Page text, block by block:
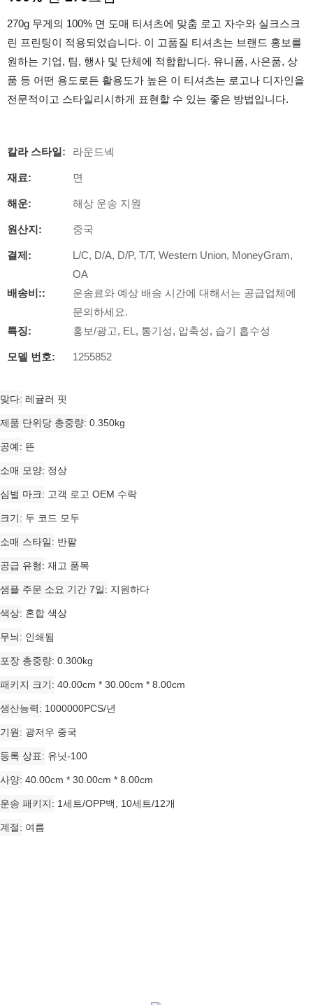
270g 무게의 100% 면 도매 티셔츠에 맞춤 로고 자수와 실크스크
린 프린팅이 적용되었습니다. 이 고품질 티셔츠는 브랜드 홍보를
원하는 기업, 팀, 행사 및 단체에 적합합니다. 유니폼, 사은품, 상
품 등 어떤 용도로든 활용도가 높은 이 티셔츠는 로고나 디자인을
전문적이고 스타일리시하게 표현할 수 있는 좋은 방법입니다.
칼라 스타일: 라운드넥
재료: 면
해운: 해상 운송 지원
원산지: 중국
결제:
L/C, D/A, D/P, T/T, Western Union, MoneyGram,
OA
배송비::
운송료와 예상 배송 시간에 대해서는 공급업체에
문의하세요.
특징:
홍보/광고, EL, 통기성, 압축성, 습기 흡수성
모델 번호: 1255852
맞다 레귤러 핏
제품 단위당 총중량 0.350kg
공예 뜬
소매 모양 정상
심벌 마크 고객 로고 OEM 수락
크기 두 코드 모두
소매 스타일 반팔
공급 유형 재고 품목
샘플 주문 소요 기간 7일 지원하다
색상 혼합 색상
무늬 인쇄됨
포장 총중량 0.300kg
패키지 크기 40.00cm * 30.00cm * 8.00cm
생산능력 1000000PCS/년
기원 광저우 중국
등록 상표 유닛-100
사양 40.00cm * 30.00cm * 8.00cm
운송 패키지 1세트/OPP백, 10세트/12개
계절 여름